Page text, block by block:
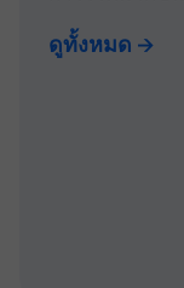
ดูทั้งหมด